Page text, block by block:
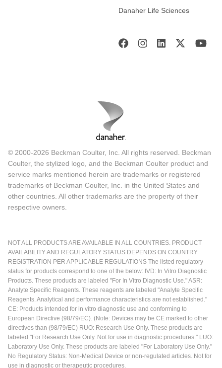
Danaher Life Sciences
© 2000-2026 Beckman Coulter, Inc. All rights reserved. Beckman
Coulter, the stylized logo, and the Beckman Coulter product and
service marks mentioned herein are trademarks or registered
trademarks of Beckman Coulter, Inc. in the United States and
other countries. All other trademarks are the property of their
respective owners.
NOT ALL PRODUCTS ARE AVAILABLE IN ALL COUNTRIES. PRODUCT
AVAILABILITY AND REGULATORY STATUS DEPENDS ON COUNTRY
REGISTRATION PER APPLICABLE REGULATIONS The listed regulatory
status for products correspond to one of the below: IVD: In Vitro Diagnostic
Products. These products are labeled "For In Vitro Diagnostic Use." ASR:
Analyte Specific Reagents. These reagents are labeled "Analyte Specific
Reagents. Analytical and performance characteristics are not established."
CE: Products intended for in vitro diagnostic use and conforming to
European Directive (98/79/EC). (Note: Devices may be CE marked to other
directives than (98/79/EC) RUO: Research Use Only. These products are
labeled "For Research Use Only. Not for use in diagnostic procedures." LUO:
Laboratory Use Only. These products are labeled "For Laboratory Use Only."
No Regulatory Status: Non-Medical Device or non-regulated articles. Not for
use in diagnostic or therapeutic procedures.